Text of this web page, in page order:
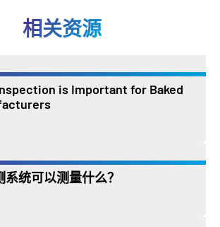
相关资源
is Important for Baked
统可以测量什么？